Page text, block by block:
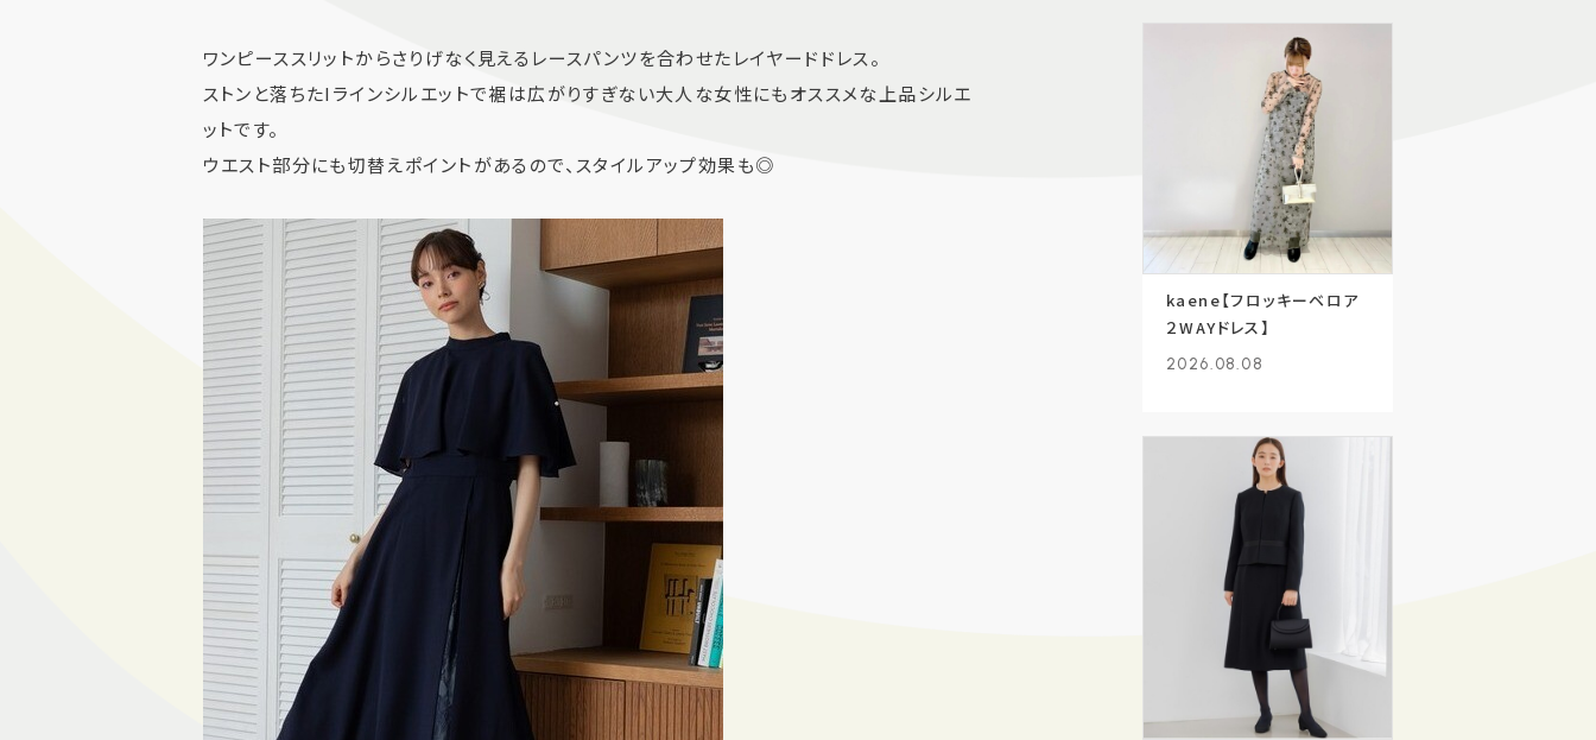
ワンピーススリットからさりげなく見えるレースパンツを合わせたレイヤードドレス。
ストンと落ちたIラインシルエットで裾は広がりすぎない大人な女性にもオススメな上品シルエ
ットです。
ウエスト部分にも切替えポイントがあるので、スタイルアップ効果も◎
kaene【フロッキーベロア
２WAYドレス】
2026.08.08